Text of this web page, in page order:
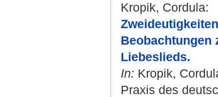
Kropik, Cordula:
Liebeslieds.
In: Kropik,
Praxis des